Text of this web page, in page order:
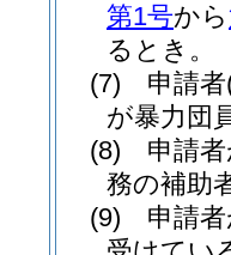
第1号から
るとき。
(7)
申請者
が暴力団
(8)
申請
務の補助
(9)
申請